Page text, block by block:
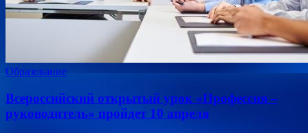
Образование
Всероссийский открытый урок «Профессия –
руководитель» пройдет 10 апреля